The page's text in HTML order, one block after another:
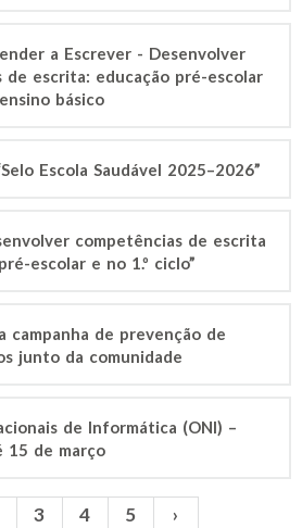
a Escrever - Desenvolver
de escrita: educação pré-escolar
básico
Escola Saudável 2025–2026”
competências de escrita
escolar e no 1.º ciclo”
campanha de prevenção de
junto da comunidade
de Informática (ONI) –
15 de março
3 4 5 ›